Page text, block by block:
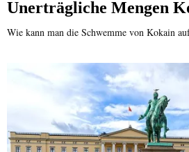
Unerträgliche Mengen
Wie kann man die Schwemme von Kokain